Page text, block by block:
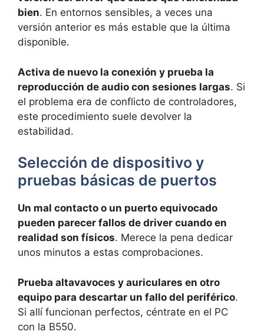
bien. En entornos sensibles, a veces una
versión anterior es más estable que la última
disponible.
Activa de nuevo la conexión y prueba la
reproducción de audio con sesiones largas. Si
el problema era de conflicto de controladores,
este procedimiento suele devolver la
estabilidad.
Selección de dispositivo y
pruebas básicas de puertos
Un mal contacto o un puerto equivocado
pueden parecer fallos de driver cuando en
realidad son físicos. Merece la pena dedicar
unos minutos a estas comprobaciones.
Prueba altavavoces y auriculares en otro
equipo para descartar un fallo del periférico.
Si allí funcionan perfectos, céntrate en el PC
con la B550.